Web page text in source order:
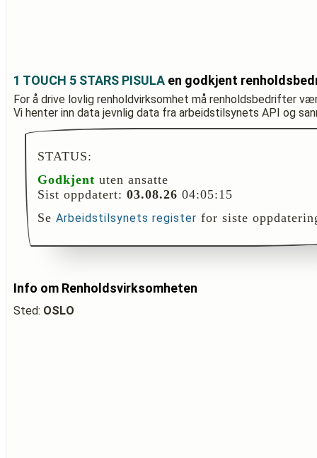
1 TOUCH 5 STARS PISULA en godkjent
For å drive lovlig renholdvirksomhet må renholdsbedrifter
Vi henter inn data jevnlig data fra arbeidstilsynets API og
STATUS:
Godkjent uten ansatte
Sist oppdatert: 03.08.26 04:05:15
Se Arbeidstilsynets register for siste
Info om Renholdsvirksomheten
Sted: OSLO